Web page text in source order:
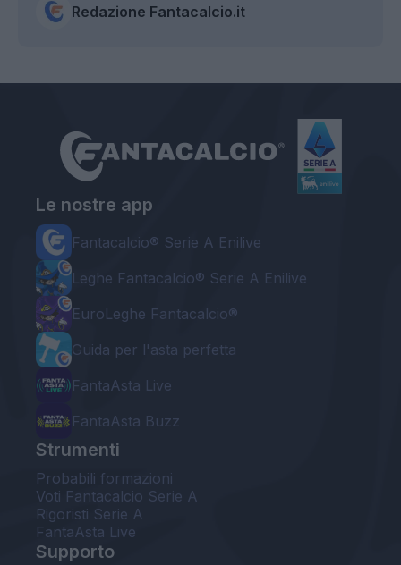
Redazione Fantacalcio.it
Le nostre app
Fantacalcio® Serie A Enilive
Leghe Fantacalcio® Serie A Enilive
EuroLeghe Fantacalcio®
Guida per l'asta perfetta
FantaAsta Live
FantaAsta Buzz
Strumenti
Probabili formazioni
Voti Fantacalcio Serie A
Rigoristi Serie A
FantaAsta Live
Supporto